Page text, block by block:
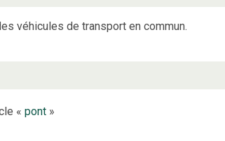
véhicules de transport en commun.
« pont»